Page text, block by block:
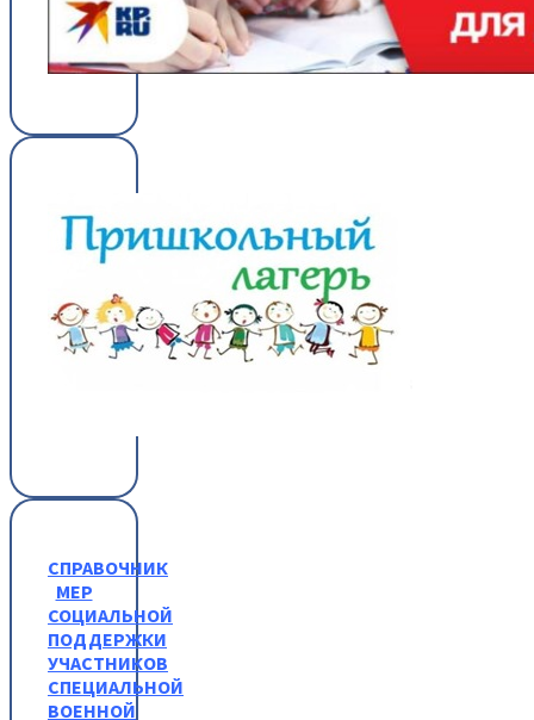
СПРАВОЧНИК
МЕР
СОЦИАЛЬНОЙ
ПОДДЕРЖКИ
УЧАСТНИКОВ
СПЕЦИАЛЬНОЙ
ВОЕННОЙ